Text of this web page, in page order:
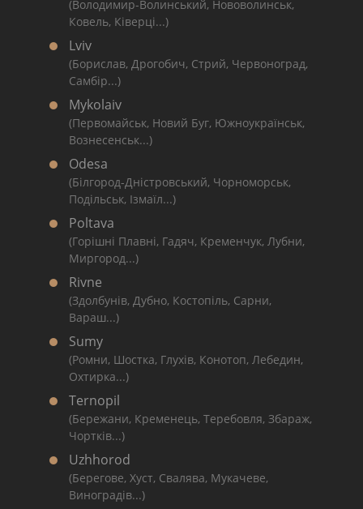
(Володимир-Волинський, Нововолинськ,
Ковель, Ківерці...)
Lviv
(Борислав, Дрогобич, Стрий, Червоноград,
Самбір...)
Mykolaiv
(Первомайськ, Новий Буг, Южноукраїнськ,
Вознесенськ...)
Odesa
(Білгород-Дністровський, Чорноморськ,
Подільськ, Ізмаїл...)
Poltava
(Горішні Плавні, Гадяч, Кременчук, Лубни,
Миргород...)
Rivne
(Здолбунів, Дубно, Костопіль, Сарни,
Вараш...)
Sumy
(Ромни, Шостка, Глухів, Конотоп, Лебедин,
Охтирка...)
Ternopil
(Бережани, Кременець, Теребовля, Збараж,
Чортків...)
Uzhhorod
(Берегове, Хуст, Свалява, Мукачеве,
Виноградів...)